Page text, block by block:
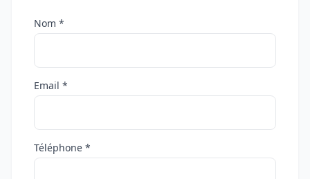
Nom *
Email *
Téléphone *